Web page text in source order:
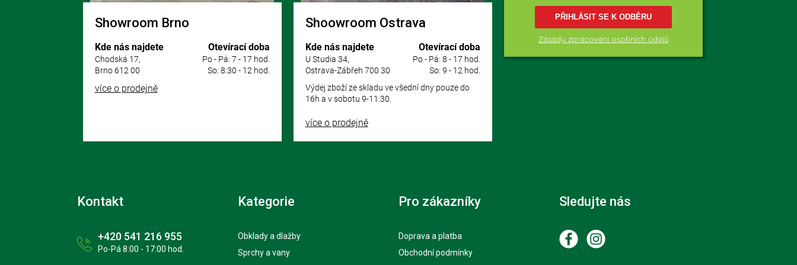
Showroom Brno
Kde nás najdete
Chodská 17,
Brno 612 00
Otevírací doba
Po - Pá: 7 - 17 hod.
So: 8:30 - 12 hod.
více o prodejně
Shoowroom Ostrava
Kde nás najdete
U Studia 34,
Ostrava-Zábřeh 700 30
Otevírací doba
Po - Pá: 8 - 17 hod.
So: 9 - 12 hod.
Výdej zboží ze skladu ve všední dny pouze do
16h a v sobotu 9-11:30.
více o prodejně
PŘIHLÁSIT SE K ODBĚRU
Zásady zpracování osobních údajů
Kontakt
+420 541 216 955
Po-Pá 8:00 - 17:00 hod.
Kategorie
Obklady a dlažby
Sprchy a vany
Pro zákazníky
Doprava a platba
Obchodní podmínky
Sledujte nás